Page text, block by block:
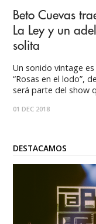
Beto Cuevas
La Ley y un
solita
Un sonido vintage
“Rosas en el lodo”,
será parte del show
Beto Cuevas distinto
01 DEC 2018
DESTACAMOS